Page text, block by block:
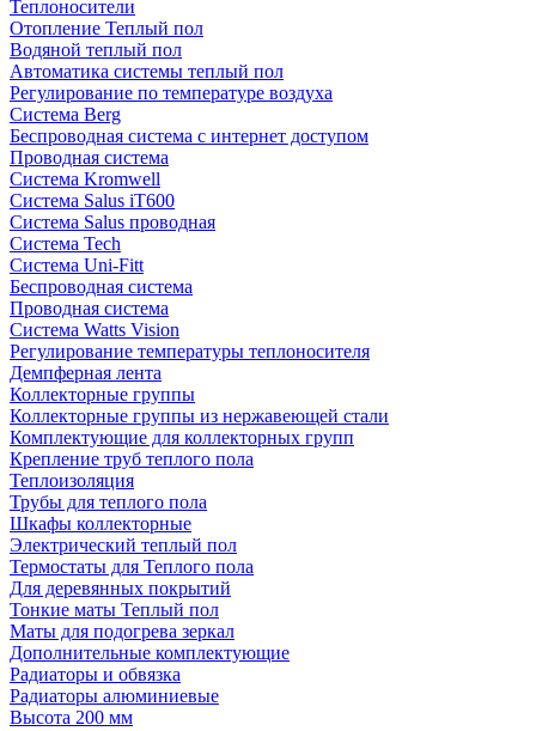
Теплоносители
Отопление Теплый пол
Водяной теплый пол
Автоматика системы теплый пол
Регулирование по температуре воздуха
Система Berg
Беспроводная система с интернет доступом
Проводная система
Система Kromwell
Система Salus iT600
Система Salus проводная
Система Tech
Система Uni-Fitt
Беспроводная система
Проводная система
Система Watts Vision
Регулирование температуры теплоносителя
Демпферная лента
Коллекторные группы
Коллекторные группы из нержавеющей стали
Комплектующие для коллекторных групп
Крепление труб теплого пола
Теплоизоляция
Трубы для теплого пола
Шкафы коллекторные
Электрический теплый пол
Термостаты для Теплого пола
Для деревянных покрытий
Тонкие маты Теплый пол
Маты для подогрева зеркал
Дополнительные комплектующие
Радиаторы и обвязка
Радиаторы алюминиевые
Высота 200 мм